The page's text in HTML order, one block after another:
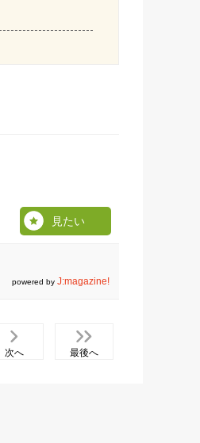
見たい
powered by J:magazine!
次へ 最後へ